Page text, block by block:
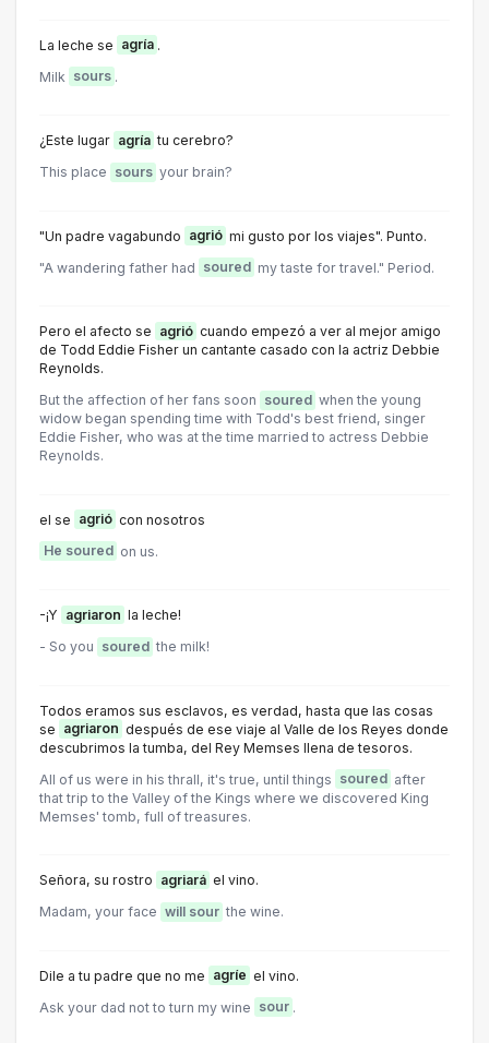
La leche se agría .
Milk sours .
¿Este lugar agría tu cerebro?
This place sours your brain?
"Un padre vagabundo agrió mi gusto por los viajes". Punto.
"A wandering father had soured my taste for travel." Period.
Pero el afecto se agrió cuando empezó a ver al mejor amigo
de Todd Eddie Fisher un cantante casado con la actriz Debbie
Reynolds.
But the affection of her fans soon soured when the young
widow began spending time with Todd's best friend, singer
Eddie Fisher, who was at the time married to actress Debbie
Reynolds.
el se agrió con nosotros
He soured on us.
-¡Y agriaron la leche!
- So you soured the milk!
Todos eramos sus esclavos, es verdad, hasta que las cosas
se agriaron después de ese viaje al Valle de los Reyes donde
descubrimos la tumba, del Rey Memses llena de tesoros.
All of us were in his thrall, it's true, until things soured after
that trip to the Valley of the Kings where we discovered King
Memses' tomb, full of treasures.
Señora, su rostro agriará el vino.
Madam, your face will sour the wine.
Dile a tu padre que no me agríe el vino.
Ask your dad not to turn my wine sour .